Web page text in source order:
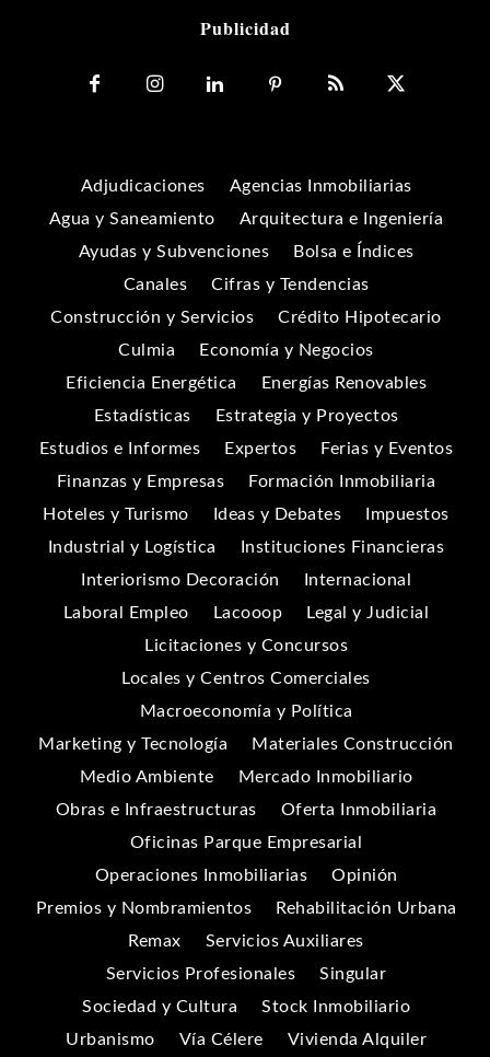
Publicidad
Adjudicaciones
Agencias Inmobiliarias
Agua y Saneamiento
Arquitectura e Ingeniería
Ayudas y Subvenciones
Bolsa e Índices
Canales
Cifras y Tendencias
Construcción y Servicios
Crédito Hipotecario
Culmia
Economía y Negocios
Eficiencia Energética
Energías Renovables
Estadísticas
Estrategia y Proyectos
Estudios e Informes
Expertos
Ferias y Eventos
Finanzas y Empresas
Formación Inmobiliaria
Hoteles y Turismo
Ideas y Debates
Impuestos
Industrial y Logística
Instituciones Financieras
Interiorismo Decoración
Internacional
Laboral Empleo
Lacooop
Legal y Judicial
Licitaciones y Concursos
Locales y Centros Comerciales
Macroeconomía y Política
Marketing y Tecnología
Materiales Construcción
Medio Ambiente
Mercado Inmobiliario
Obras e Infraestructuras
Oferta Inmobiliaria
Oficinas Parque Empresarial
Operaciones Inmobiliarias
Opinión
Premios y Nombramientos
Rehabilitación Urbana
Remax
Servicios Auxiliares
Servicios Profesionales
Singular
Sociedad y Cultura
Stock Inmobiliario
Urbanismo
Vía Célere Vivienda Alquiler